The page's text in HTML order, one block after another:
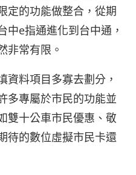
定的功能做整合，從期
中e指通進化到台中通，
非常有限。
資料項目多寡去劃分，
多專屬於市民的功能並
雙十公車市民優惠、敬
待的數位虛擬市民卡還